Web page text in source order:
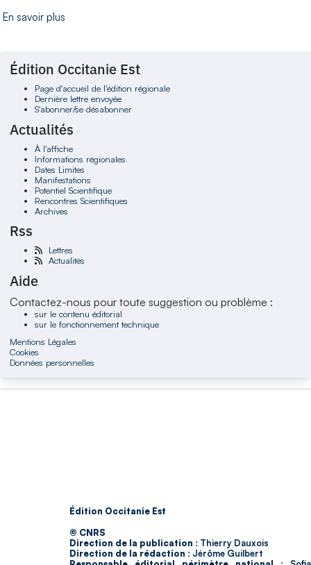
En savoir plus
Édition Occitanie Est
Page d'accueil de l'édition régionale
Dernière lettre envoyée
S'abonner/se désabonner
Actualités
À l'affiche
Informations régionales
Dates Limites
Manifestations
Potentiel Scientifique
Rencontres Scientifiques
Archives
Rss
Lettres
Actualités
Aide
Contactez-nous pour toute suggestion ou problème :
sur le contenu éditorial
sur le fonctionnement technique
Mentions Légales
Cookies
Données personnelles
Édition Occitanie Est
© CNRS
Direction de la publication : Thierry Dauxois
Direction de la rédaction : Jérôme Guilbert